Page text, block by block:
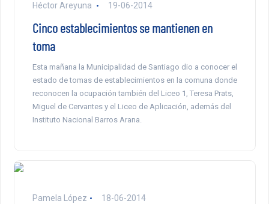
Héctor Areyuna 19-06-2014
Cinco establecimientos se mantienen en
toma
Esta mañana la Municipalidad de Santiago dio a conocer el
estado de tomas de establecimientos en la comuna donde
reconocen la ocupación también del Liceo 1, Teresa Prats,
Miguel de Cervantes y el Liceo de Aplicación, además del
Instituto Nacional Barros Arana.
Pamela López 18-06-2014